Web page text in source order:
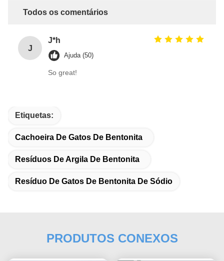
Todos os comentários
J
J*h
Ajuda (50)
So great!
Etiquetas:
Cachoeira De Gatos De Bentonita
Resíduos De Argila De Bentonita
Resíduo De Gatos De Bentonita De Sódio
PRODUTOS CONEXOS